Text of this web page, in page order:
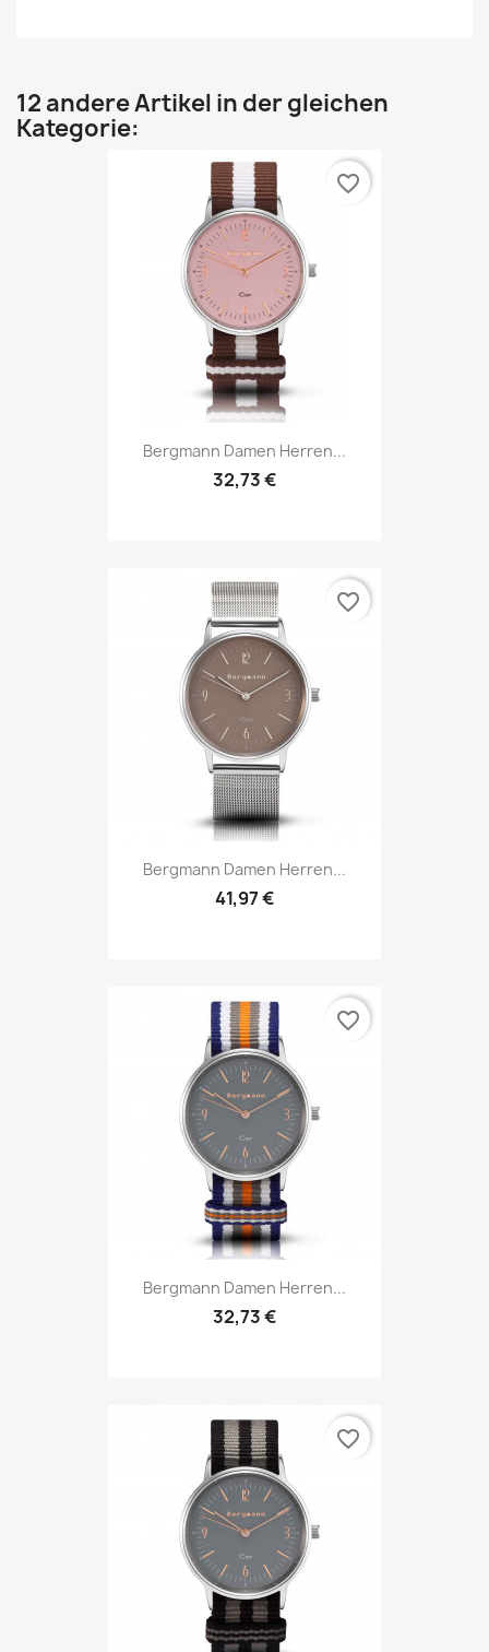
12 andere Artikel in der gleichen
Kategorie:
Bergmann Damen Herren...
32,73 €
favorite_border
Bergmann Damen Herren...
41,97 €
favorite_border
Bergmann Damen Herren...
32,73 €
favorite_border
favorite_border